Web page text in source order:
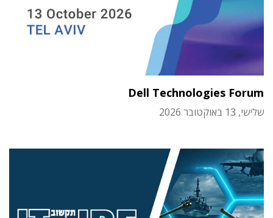
Dell Technologies Forum
שלישי, 13 באוקטובר 2026